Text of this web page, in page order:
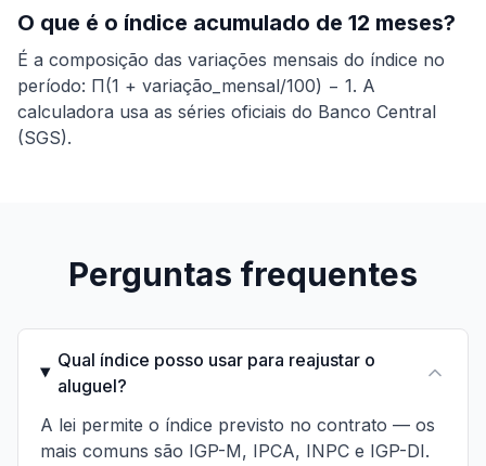
O que é o índice acumulado de 12 meses?
É a composição das variações mensais do índice no
período: Π(1 + variação_mensal/100) − 1. A
calculadora usa as séries oficiais do Banco Central
(SGS).
Perguntas frequentes
Qual índice posso usar para reajustar o
aluguel?
A lei permite o índice previsto no contrato — os
mais comuns são IGP-M, IPCA, INPC e IGP-DI.